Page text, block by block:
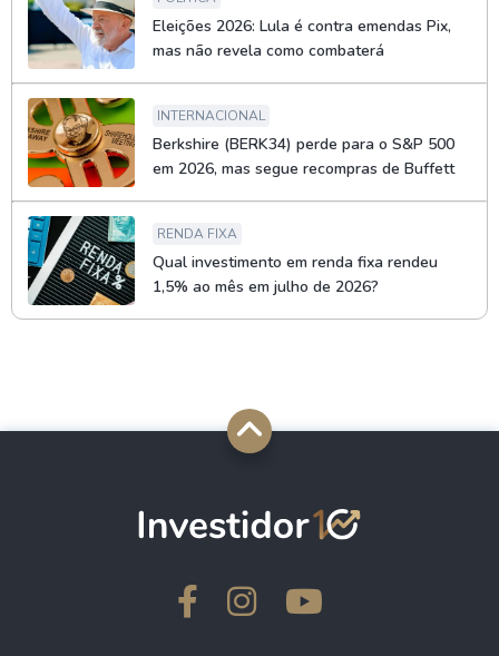
Eleições 2026: Lula é contra emendas Pix,
mas não revela como combaterá
INTERNACIONAL
Berkshire (BERK34) perde para o S&P 500
em 2026, mas segue recompras de Buffett
RENDA FIXA
Qual investimento em renda fixa rendeu
1,5% ao mês em julho de 2026?